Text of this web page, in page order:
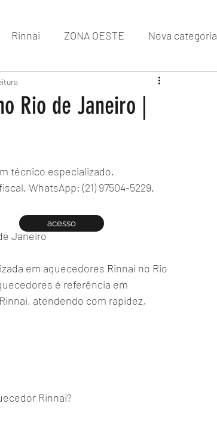
Rinnai ZONA OESTE Nova categoria
Rio de Janeiro |
técnico especializado.
WhatsApp: (21) 97504-5229.
Janeiro
em aquecedores Rinnai no Rio
é referência em
atendendo com rapidez,
Rinnai?
acesso